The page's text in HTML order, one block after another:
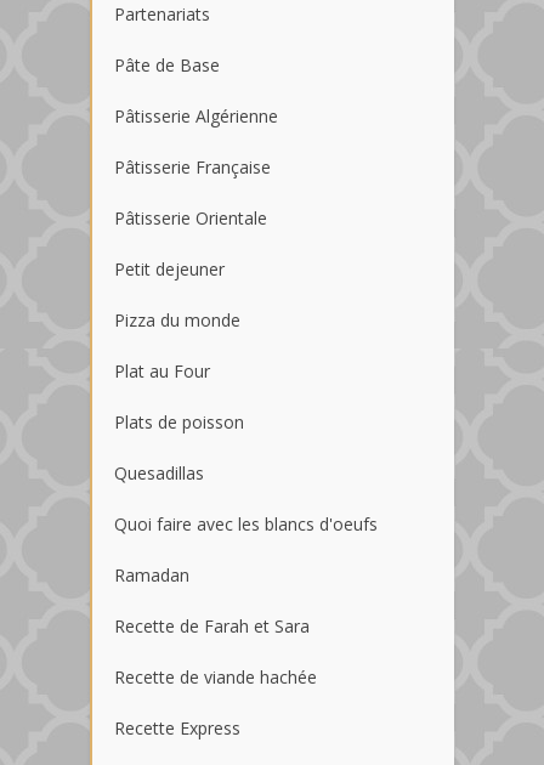
Partenariats
Pâte de Base
Pâtisserie Algérienne
Pâtisserie Française
Pâtisserie Orientale
Petit dejeuner
Pizza du monde
Plat au Four
Plats de poisson
Quesadillas
Quoi faire avec les blancs d'oeufs
Ramadan
Recette de Farah et Sara
Recette de viande hachée
Recette Express